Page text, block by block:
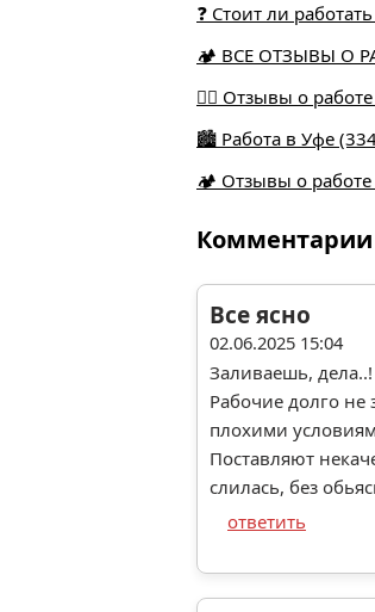
❓ Стоит ли
🏕️ ВСЕ ОТЗЫВЫ О
👷‍♂️ Отзывы о
🏙️ Работа в Уфе
🏕 Отзывы о работе
Комментарии
Все ясно
02.06.2025 15:04
Заливаешь, дела..!
Рабочие долго не
плохими
Поставляют
слилась, без
ответить